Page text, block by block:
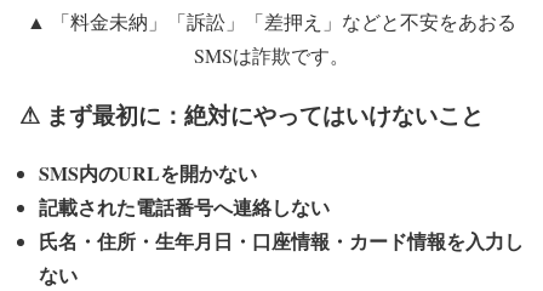
▲ 「料金未納」「訴訟」「差押え」などと不安をあおる
SMSは詐欺です。
⚠ まず最初に：絶対にやってはいけないこと
SMS内のURLを開かない
記載された電話番号へ連絡しない
氏名・住所・生年月日・口座情報・カード情報を入力し
ない